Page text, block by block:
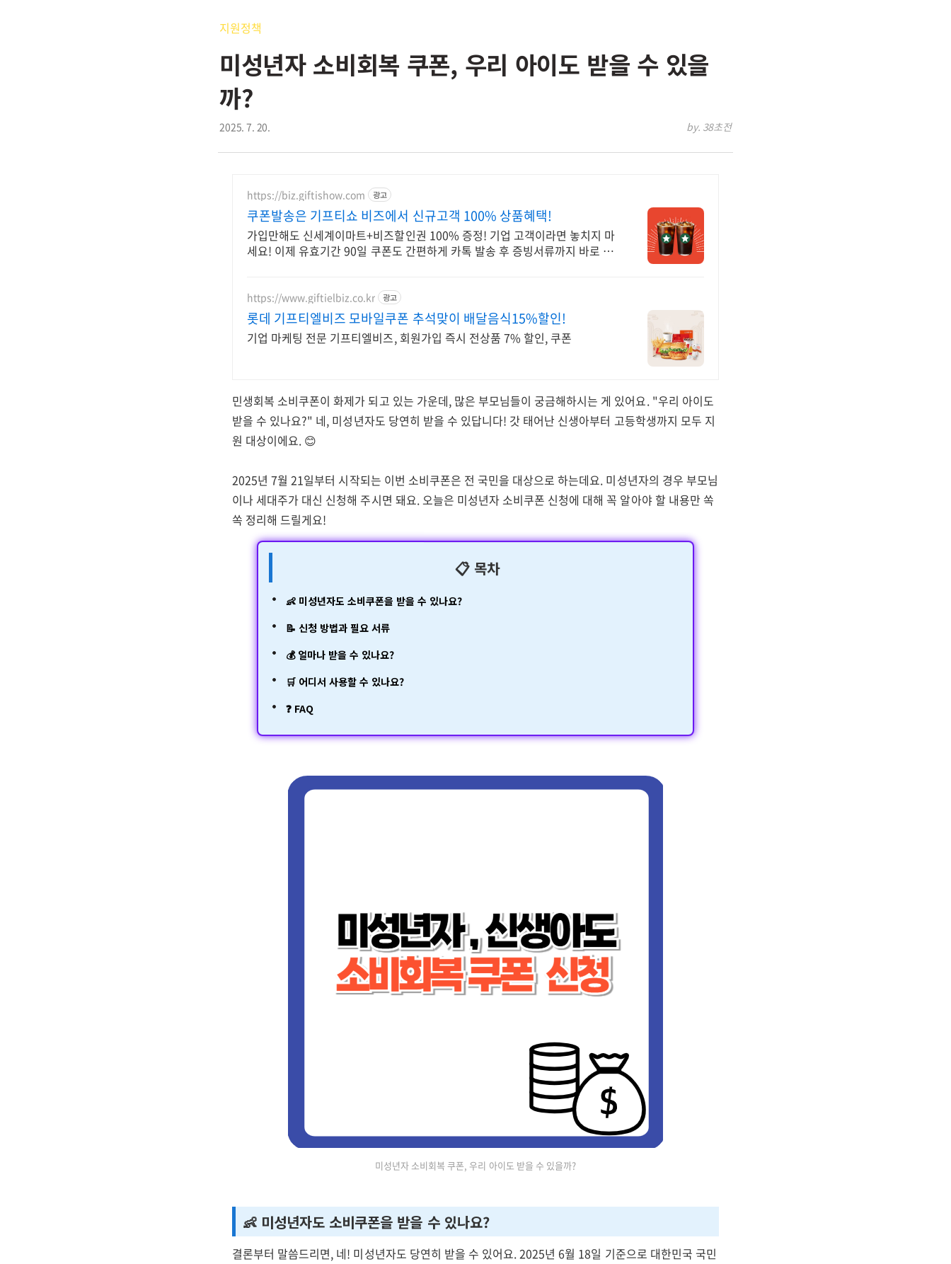
지원정책
미성년자 소비회복 쿠폰, 우리 아이도 받을 수 있을
까?
2025. 7. 20. by. 38초전
https://biz.giftishow.com 광고
쿠폰발송은 기프티쇼 비즈에서 신규고객 100% 상품혜택!
가입만해도 신세계이마트+비즈할인권 100% 증정! 기업 고객이라면 놓치지 마
세요! 이제 유효기간 90일 쿠폰도 간편하게 카톡 발송 후 증빙서류까지 바로 발
https://www.giftielbiz.co.kr 광고
롯데 기프티엘비즈 모바일쿠폰 추석맞이 배달음식15%할인!
기업 마케팅 전문 기프티엘비즈, 회원가입 즉시 전상품 7% 할인, 쿠폰
민생회복 소비쿠폰이 화제가 되고 있는 가운데, 많은 부모님들이 궁금해하시는 게 있어요. "우리 아이도
받을 수 있나요?" 네, 미성년자도 당연히 받을 수 있답니다! 갓 태어난 신생아부터 고등학생까지 모두 지
원 대상이에요. 😊
2025년 7월 21일부터 시작되는 이번 소비쿠폰은 전 국민을 대상으로 하는데요. 미성년자의 경우 부모님
이나 세대주가 대신 신청해 주시면 돼요. 오늘은 미성년자 소비쿠폰 신청에 대해 꼭 알아야 할 내용만 쏙
쏙 정리해 드릴게요!
📋 목차
👶 미성년자도 소비쿠폰을 받을 수 있나요?
📝 신청 방법과 필요 서류
💰 얼마나 받을 수 있나요?
🛒 어디서 사용할 수 있나요?
❓ FAQ
미성년자 소비회복 쿠폰, 우리 아이도 받을 수 있을까?
👶 미성년자도 소비쿠폰을 받을 수 있나요?
결론부터 말씀드리면, 네! 미성년자도 당연히 받을 수 있어요. 2025년 6월 18일 기준으로 대한민국 국민